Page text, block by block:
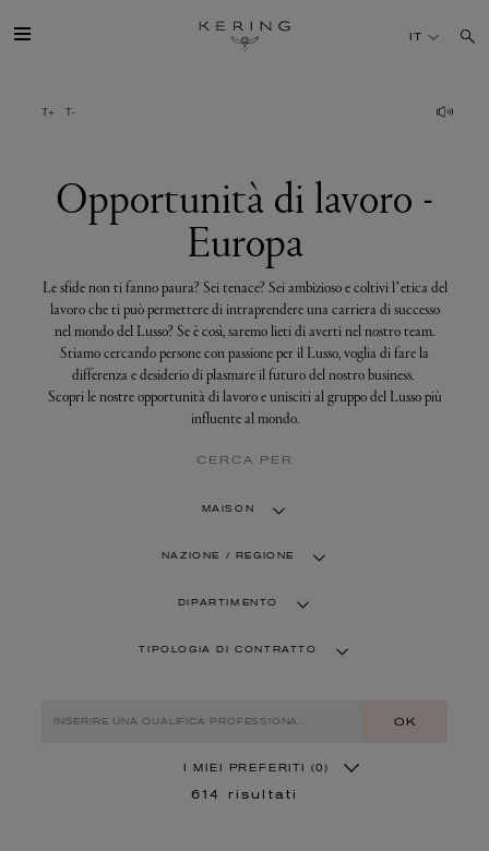
lavoro
SOSTENIBILITÀ
FINANCE
MEDIA
IT
Opportunità di lavoro -
Europa
Le sfide non ti fanno paura? Sei tenace? Sei ambizioso e coltivi l’etica del
lavoro che ti può permettere di intraprendere una carriera di successo
nel mondo del Lusso? Se è così, saremo lieti di averti nel nostro team.
Stiamo cercando persone con passione per il Lusso, voglia di fare la
differenza e desiderio di plasmare il futuro del nostro business.
Scopri le nostre opportunità di lavoro e unisciti al gruppo del Lusso più
influente al mondo.
CERCA PER
MAISON
NAZIONE / REGIONE
DIPARTIMENTO
TIPOLOGIA DI CONTRATTO
OK
I MIEI PREFERITI (0)
614 risultati